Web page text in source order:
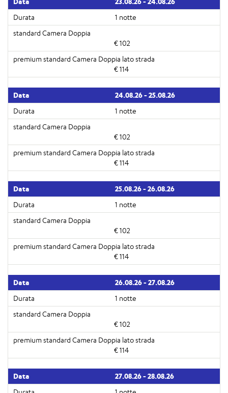
1 notte
€ 102
€ 114
24.08.26 - 25.08.26
1 notte
€ 102
€ 114
25.08.26 - 26.08.26
1 notte
€ 102
€ 114
26.08.26 - 27.08.26
1 notte
€ 102
€ 114
27.08.26 - 28.08.26